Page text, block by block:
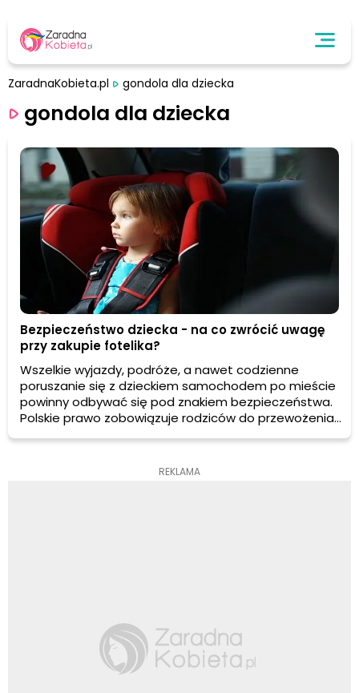
ZaradnaKobieta.pl gondola dla dziecka
gondola dla dziecka
Bezpieczeństwo dziecka - na co zwrócić uwagę
przy zakupie fotelika?
Wszelkie wyjazdy, podróże, a nawet codzienne
poruszanie się z dzieckiem samochodem po mieście
powinny odbywać się pod znakiem bezpieczeństwa.
Polskie prawo zobowiązuje rodziców do przewożenia
dzieci w fotelikach samochodowych do momentu
wzrostu 150 centymetrów. Starsze dzieci jeżdżą na
REKLAMA